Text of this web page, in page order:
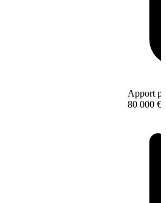
Apport
80 000 €